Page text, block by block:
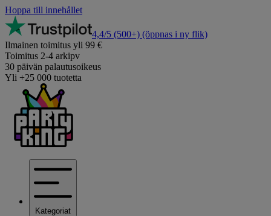
Hoppa till innehållet
4,4/5 (500+) (öppnas i ny flik)
Ilmainen toimitus yli 99 €
Toimitus 2-4 arkipv
30 päivän palautusoikeus
Yli +25 000 tuotetta
Kategoriat